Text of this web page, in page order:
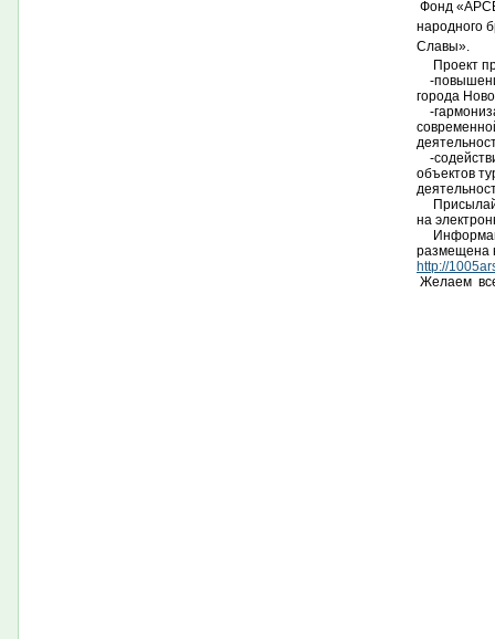
Фонд
народного
Славы».
Проект
-
города
-
-
объектов
на
размещена
http://
Желаем